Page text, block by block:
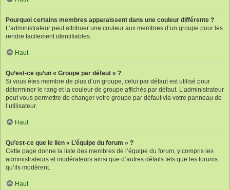
Pourquoi certains membres apparaissent dans une couleur différente ?
L’administrateur peut attribuer une couleur aux membres d’un groupe pour les
rendre facilement identifiables.
Haut
Qu’est-ce qu’un « Groupe par défaut » ?
Si vous êtes membre de plus d’un groupe, celui par défaut est utilisé pour
déterminer le rang et la couleur de groupe affichés par défaut. L’administrateur
peut vous permettre de changer votre groupe par défaut via votre panneau de
l’utilisateur.
Haut
Qu’est-ce que le lien « L’équipe du forum » ?
Cette page donne la liste des membres de l’équipe du forum, y compris les
administrateurs et modérateurs ainsi que d’autres détails tels que les forums
qu’ils modèrent.
Haut